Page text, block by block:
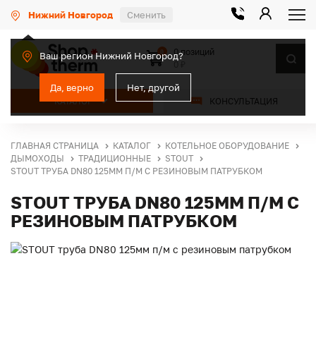
Нижний Новгород Сменить
Ваш регион Нижний Новгород?
Да, верно Нет, другой
КАТАЛОГ КОНСУЛЬТАЦИЯ
0
0 позиций
ГЛАВНАЯ СТРАНИЦА КАТАЛОГ
КОТЕЛЬНОЕ ОБОРУДОВАНИЕ
ДЫМОХОДЫ
ТРАДИЦИОННЫЕ
STOUT
STOUT ТРУБА DN80 125ММ П/М С РЕЗИНОВЫМ ПАТРУБКОМ
STOUT ТРУБА DN80 125ММ П/М С
РЕЗИНОВЫМ ПАТРУБКОМ